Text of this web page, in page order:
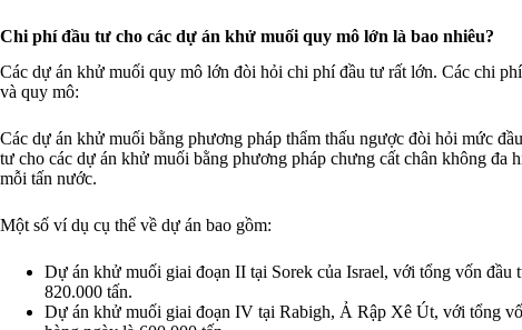
Chi phí đầu tư cho các dự án khử muối quy mô lớn là bao nhiêu?
Các dự án khử muối quy mô lớn đòi hỏi chi phí đầu tư rất lớn. Các chi
và quy mô:
Các dự án khử muối bằng phương pháp thẩm thấu ngược đòi hỏi mức
tư cho các dự án khử muối bằng phương pháp chưng cất chân không
mỗi tấn nước.
Một số ví dụ cụ thể về dự án bao gồm:
Dự án khử muối giai đoạn II tại Sorek của Israel, với tổng vốn đầu
820.000 tấn.
Dự án khử muối giai đoạn IV tại Rabigh, Ả Rập Xê Út, với tổng